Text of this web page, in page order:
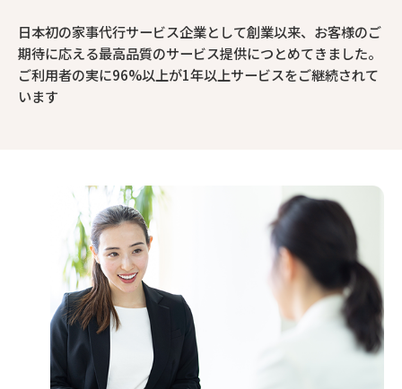
日本初の家事代行サービス企業として創業以来、お客様のご
期待に応える最高品質のサービス提供につとめてきました。
ご利用者の実に96%以上が1年以上サービスをご継続されて
います